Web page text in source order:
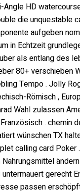
Angle HD
die unquestable
aufgeben
in Echtzeit
als entlang des
80+ verschieben
Tempo . Jolly
Römisch ,
Wahl zulassen
. chemin
wünschen TX
calling card Poker
gerecht
passen